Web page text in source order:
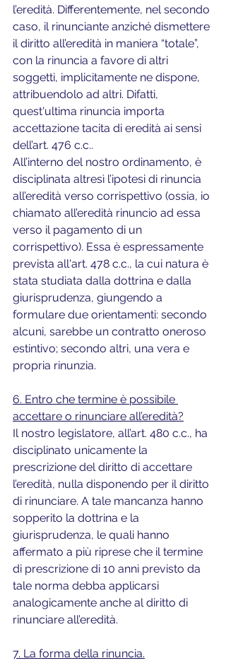
l’eredità. Differentemente, nel secondo
caso, il rinunciante anziché dismettere
il diritto all’eredità in maniera “totale”,
con la rinuncia a favore di altri
soggetti, implicitamente ne dispone,
attribuendolo ad altri. Difatti,
quest'ultima rinuncia importa
accettazione tacita di eredità ai sensi
dell’art. 476 c.c..
All’interno del nostro ordinamento, è
disciplinata altresì l’ipotesi di rinuncia
all’eredità verso corrispettivo (ossia, io
chiamato all’eredità rinuncio ad essa
verso il pagamento di un
corrispettivo). Essa è espressamente
prevista all'art. 478 c.c., la cui natura è
stata studiata dalla dottrina e dalla
giurisprudenza, giungendo a
formulare due orientamenti: secondo
alcuni, sarebbe un contratto oneroso
estintivo; secondo altri, una vera e
propria rinunzia.
6. Entro che termine è possibile
accettare o rinunciare all’eredità?
Il nostro legislatore, all’art. 480 c.c., ha
disciplinato unicamente la
prescrizione del diritto di accettare
l’eredità, nulla disponendo per il diritto
di rinunciare. A tale mancanza hanno
sopperito la dottrina e la
giurisprudenza, le quali hanno
affermato a più riprese che il termine
di prescrizione di 10 anni previsto da
tale norma debba applicarsi
analogicamente anche al diritto di
rinunciare all’eredità.
7. La forma della rinuncia.